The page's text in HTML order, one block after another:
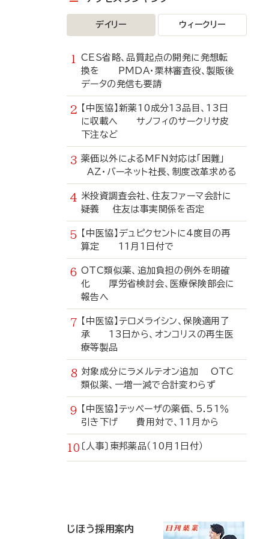
デイリー ウィークリー
CES省略、品質起点の開発に発想転
換を PMDA・栗林審査役、製販後
データの発信も要請
【中医協】新薬10成分13品目、13日
に収載へ サノフィのサークリサ皮
下注など
薬価以外によるMFN対応は「困難」
AZ・バーネット社長、制度改革求める
米投資調査会社、住友ファーマ会計に
疑義 住友は事実関係を否定
【中医協】デュピクセントに4度目の再
算定 11月1日付で
OTC類似薬、追加負担の例外を明確
化 厚労省検討会、医療保険部会に
報告へ
【中医協】テロメライシン、保険適用了
承 13日から、オンコリスの再生医
療等製品
対象成分にラメルテオン追加 OTC
類似薬、一増一減で合計変わらず
【中医協】テッペーザの薬価、5.51％
引き下げ 費用対で、11月から
〔人事〕東邦薬品（10月1日付）
じほう採用案内